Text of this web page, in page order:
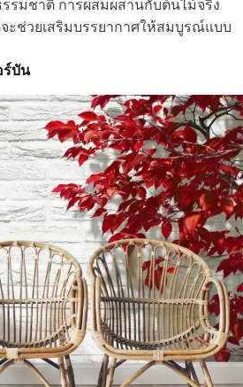
รมชาติ การผสมผสานกับต้นไม้จริง
ะช่วยเสริมบรรยากาศให้สมบูรณ์แบบ
ร์บัน